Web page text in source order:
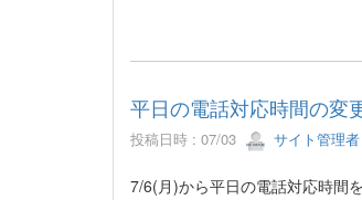
平日の電話対応時間の変
投稿日時 : 07/03 サイト管理者
7/6(月)から平日の電話対応時間